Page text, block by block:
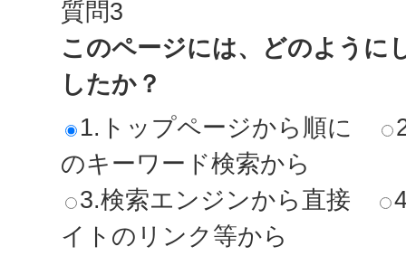
質問3
このページには、どのように
したか？
1.トップページから順に
のキーワード検索から
3.検索エンジンから直接
イトのリンク等から